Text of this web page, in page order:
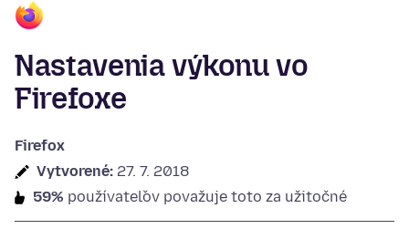
Nastavenia výkonu vo
Firefoxe
Firefox
Vytvorené: 27. 7. 2018
59% používateľov považuje toto za užitočné